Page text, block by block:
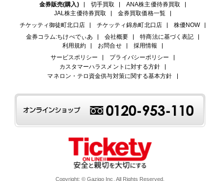
金券販売(購入)
切手買取
ANA株主優待券買取
JAL株主優待券買取
金券買取価格一覧
チケッティ御徒町北口店
チケッティ錦糸町北口店
株優NOW
金券コラム:ちけぺでぃあ
会社概要
特商法に基づく表記
利用規約
お問合せ
採用情報
サービスポリシー
プライバシーポリシー
カスタマーハラスメントに対する方針
マネロン・テロ資金供与対策に関する基本方針
Copyright: © Gazigo Inc. All Rights Reserved.